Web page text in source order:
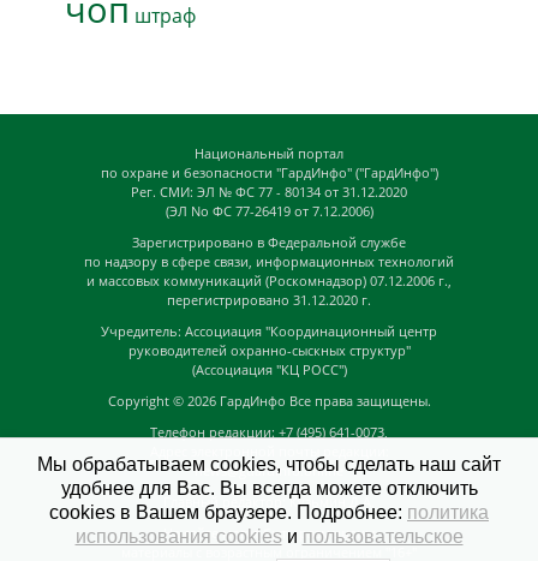
чоп штраф
Национальный портал
по охране и безопасности "ГардИнфо" ("ГардИнфо")
Рег. СМИ: ЭЛ № ФС 77 - 80134 от 31.12.2020
(ЭЛ No ФС 77-26419 от 7.12.2006)
Зарегистрировано в Федеральной службе
по надзору в сфере связи, информационных технологий
и массовых коммуникаций (Роскомнадзор) 07.12.2006 г.,
перегистрировано 31.12.2020 г.
Учредитель: Ассоциация "Координационный центр
руководителей охранно-сыскных структур"
(Ассоциация "КЦ РОСС")
Copyright © 2026 ГардИнфо Все права защищены.
Телефон редакции: +7 (495) 641-0073,
news@guardinfo.online
Главный редактор: Кузьмин Д.А.
На сайте могут быть размещены
Мы обрабатываем cookies, чтобы сделать наш сайт
удобнее для Вас. Вы всегда можете отключить
cookies в Вашем браузере. Подробнее: политика
использования cookiesи пользовательское